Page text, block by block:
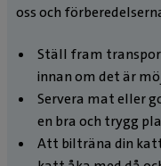
oss och
Ställ fram
innan om det är
Servera mat eller
en bra och trygg
Att bilträna din